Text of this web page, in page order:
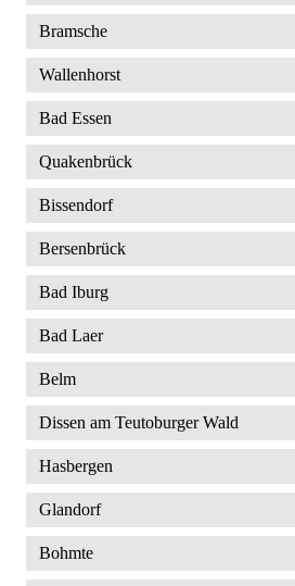
Bramsche
Wallenhorst
Bad Essen
Quakenbrück
Bissendorf
Bersenbrück
Bad Iburg
Bad Laer
Belm
Dissen am Teutoburger Wald
Hasbergen
Glandorf
Bohmte